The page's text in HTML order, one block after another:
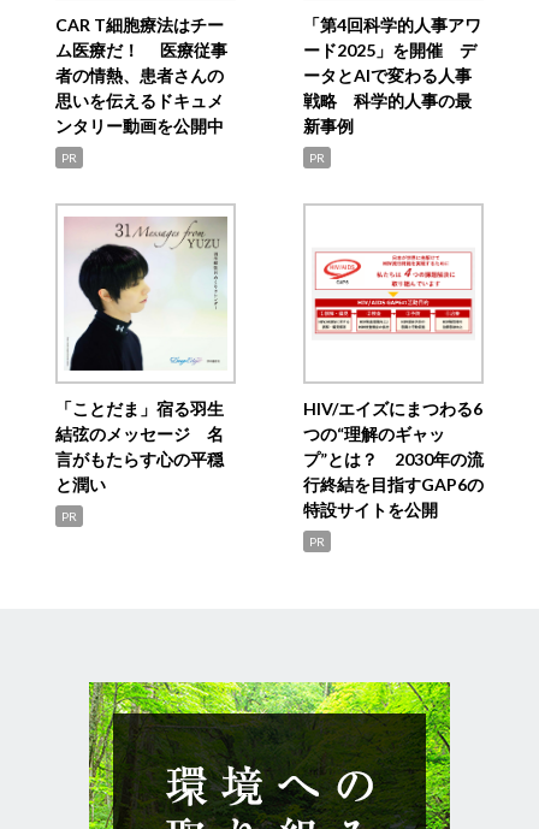
CAR T細胞療法はチー
ム医療だ！ 医療従事
者の情熱、患者さんの
思いを伝えるドキュメ
ンタリー動画を公開中
PR
「第4回科学的人事アワ
ード2025」を開催 デ
ータとAIで変わる人事
戦略 科学的人事の最
新事例
PR
「ことだま」宿る羽生
結弦のメッセージ 名
言がもたらす心の平穏
と潤い
PR
HIV/エイズにまつわる6
つの“理解のギャッ
プ”とは？ 2030年の流
行終結を目指すGAP6の
特設サイトを公開
PR